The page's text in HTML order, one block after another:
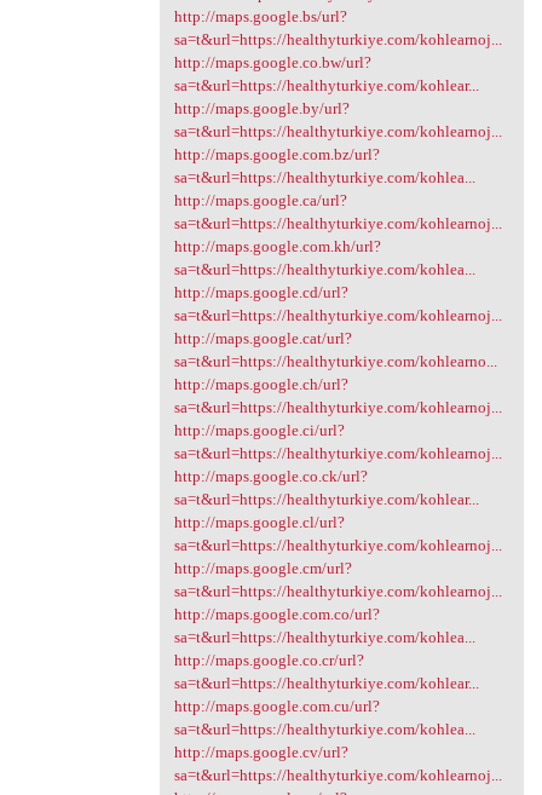
http://maps.google.bs/url?
sa=t&url=https://healthyturkiye.com/kohlearnoj...
http://maps.google.co.bw/url?
sa=t&url=https://healthyturkiye.com/kohlear...
http://maps.google.by/url?
sa=t&url=https://healthyturkiye.com/kohlearnoj...
http://maps.google.com.bz/url?
sa=t&url=https://healthyturkiye.com/kohlea...
http://maps.google.ca/url?
sa=t&url=https://healthyturkiye.com/kohlearnoj...
http://maps.google.com.kh/url?
sa=t&url=https://healthyturkiye.com/kohlea...
http://maps.google.cd/url?
sa=t&url=https://healthyturkiye.com/kohlearnoj...
http://maps.google.cat/url?
sa=t&url=https://healthyturkiye.com/kohlearno...
http://maps.google.ch/url?
sa=t&url=https://healthyturkiye.com/kohlearnoj...
http://maps.google.ci/url?
sa=t&url=https://healthyturkiye.com/kohlearnoj...
http://maps.google.co.ck/url?
sa=t&url=https://healthyturkiye.com/kohlear...
http://maps.google.cl/url?
sa=t&url=https://healthyturkiye.com/kohlearnoj...
http://maps.google.cm/url?
sa=t&url=https://healthyturkiye.com/kohlearnoj...
http://maps.google.com.co/url?
sa=t&url=https://healthyturkiye.com/kohlea...
http://maps.google.co.cr/url?
sa=t&url=https://healthyturkiye.com/kohlear...
http://maps.google.com.cu/url?
sa=t&url=https://healthyturkiye.com/kohlea...
http://maps.google.cv/url?
sa=t&url=https://healthyturkiye.com/kohlearnoj...